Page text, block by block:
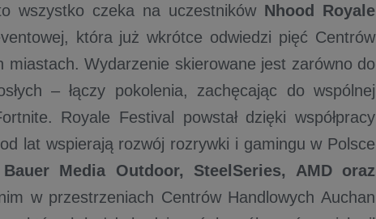
wszystko czeka na uczestników Nhood Royale
która już wkrótce odwiedzi pięć Centrów
miastach. Wydarzenie skierowane jest zarówno do
– łączy pokolenia, zachęcając do wspólnej
Royale Festival powstał dzięki współpracy
lat wspierają rozwój rozrywki i gamingu w Polsce
Bauer Media Outdoor, SteelSeries, AMD oraz
w przestrzeniach Centrów Handlowych Auchan